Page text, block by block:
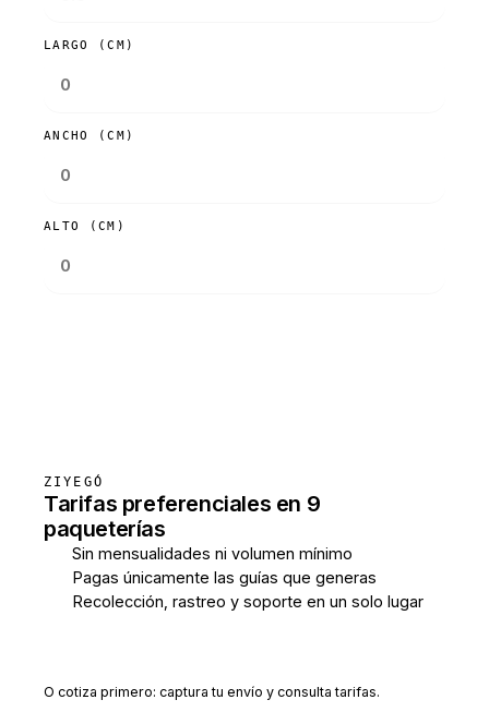
LARGO (CM)
ANCHO (CM)
ALTO (CM)
ZIYEGÓ
Tarifas preferenciales en 9
paqueterías
Sin mensualidades ni volumen mínimo
Pagas únicamente las guías que generas
Recolección, rastreo y soporte en un solo lugar
O cotiza primero: captura tu envío y consulta tarifas.